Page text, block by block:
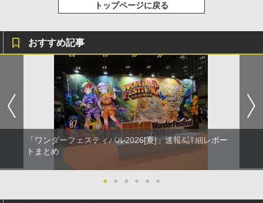
トップページに戻る
おすすめ記事
「ワンダーフェスティバル2026[夏]」速報&詳細レポー
トまとめ
● ● ● ● ● ●